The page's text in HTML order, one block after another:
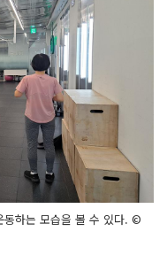
동하는 모습을 볼 수 있다. ©